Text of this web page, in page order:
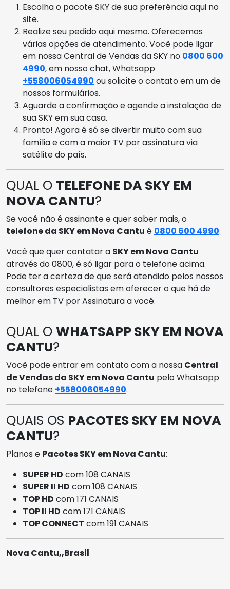
Escolha o pacote SKY de sua preferência aqui no
site.
Realize seu pedido aqui mesmo. Oferecemos
várias opções de atendimento. Você pode ligar
em nossa Central de Vendas da SKY no 0800 600
4990, em nosso chat, Whatsapp
+558006054990 ou solicite o contato em um de
nossos formulários.
Aguarde a confirmação e agende a instalação de
sua SKY em sua casa.
Pronto! Agora é só se divertir muito com sua
família e com a maior TV por assinatura via
satélite do país.
QUAL O TELEFONE DA SKY EM
NOVA CANTU?
Se você não é assinante e quer saber mais, o
telefone da SKY em Nova Cantu é 0800 600 4990.
Você que quer contatar a SKY em Nova Cantu
através do 0800, é só ligar para o telefone acima.
Pode ter a certeza de que será atendido pelos nossos
consultores especialistas em oferecer o que há de
melhor em TV por Assinatura a você.
QUAL O WHATSAPP SKY EM NOVA
CANTU?
Você pode entrar em contato com a nossa Central
de Vendas da SKY em Nova Cantu pelo Whatsapp
no telefone +558006054990.
QUAIS OS PACOTES SKY EM NOVA
CANTU?
Planos e Pacotes SKY em Nova Cantu:
SUPER HD com 108 CANAIS
SUPER II HD com 108 CANAIS
TOP HD com 171 CANAIS
TOP II HD com 171 CANAIS
TOP CONNECT com 191 CANAIS
Nova Cantu,,Brasil